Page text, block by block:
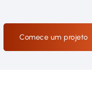
Comece um projeto